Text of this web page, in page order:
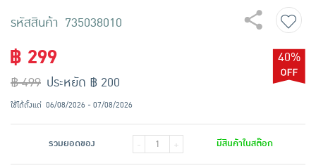
รหัสสินค้า 735038010
฿ 299
฿ 499
40%
ประหยัด ฿ 200
ใช้ได้ตั้งแต่ 06/08/2026 - 07/08/2026
รวมยอดของ - + มีสินค้าในสต๊อก